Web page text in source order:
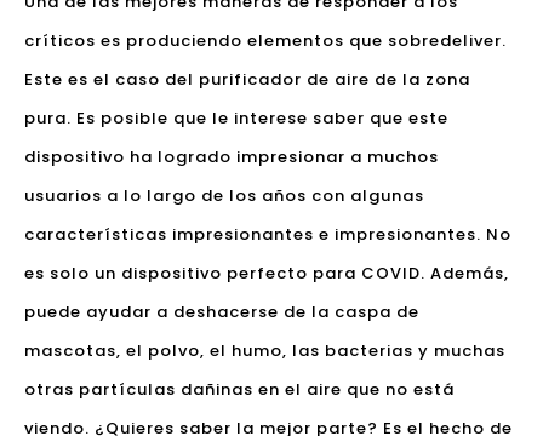
críticos es produciendo elementos que sobredeliver.
Este es el caso del purificador de aire de la zona
pura. Es posible que le interese saber que este
dispositivo ha logrado impresionar a muchos
usuarios a lo largo de los años con algunas
características impresionantes e impresionantes. No
es solo un dispositivo perfecto para COVID. Además,
puede ayudar a deshacerse de la caspa de
mascotas, el polvo, el humo, las bacterias y muchas
otras partículas dañinas en el aire que no está
viendo. ¿Quieres saber la mejor parte? Es el hecho de